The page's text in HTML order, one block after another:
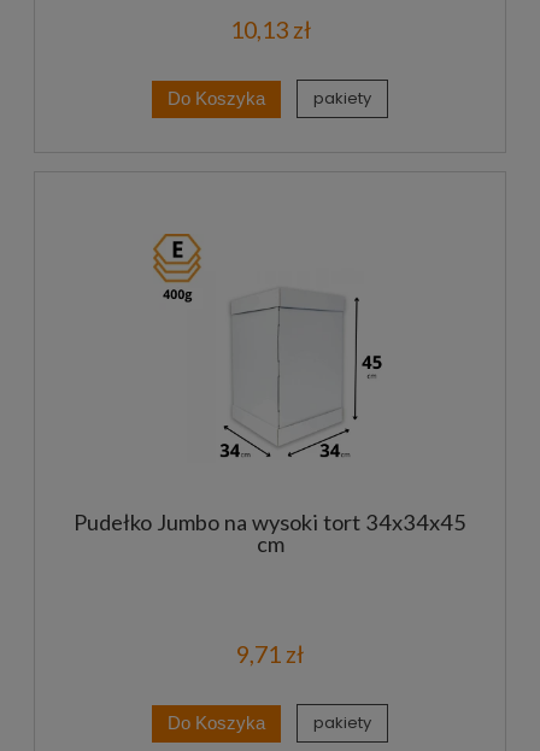
10,13 zł
Do Koszyka pakiety
Pudełko Jumbo na wysoki tort 34x34x45
cm
9,71 zł
Do Koszyka pakiety